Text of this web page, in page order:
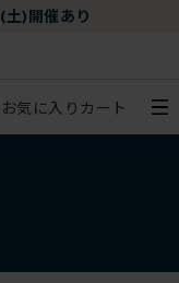
(土)開催あり
お気に入り カート